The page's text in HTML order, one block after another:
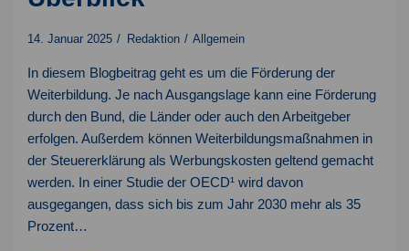
14. Januar 2025 Redaktion Allgemein
In diesem Blogbeitrag geht es um die Förderung der
Weiterbildung. Je nach Ausgangslage kann eine Förderung
durch den Bund, die Länder oder auch den Arbeitgeber
erfolgen. Außerdem können Weiterbildungsmaßnahmen in
der Steuererklärung als Werbungskosten geltend gemacht
werden. In einer Studie der OECD¹ wird davon
ausgegangen, dass sich bis zum Jahr 2030 mehr als 35
Prozent…